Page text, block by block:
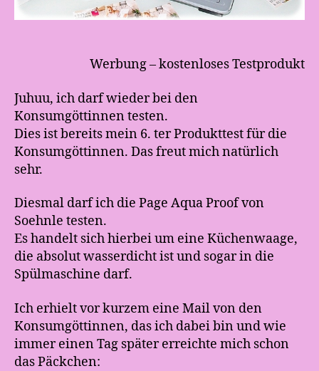
Werbung – kostenloses Testprodukt
Juhuu, ich darf wieder bei den
Konsumgöttinnen testen.
Dies ist bereits mein 6. ter Produkttest für die
Konsumgöttinnen. Das freut mich natürlich
sehr.
Diesmal darf ich die Page Aqua Proof von
Soehnle testen.
Es handelt sich hierbei um eine Küchenwaage,
die absolut wasserdicht ist und sogar in die
Spülmaschine darf.
Ich erhielt vor kurzem eine Mail von den
Konsumgöttinnen, das ich dabei bin und wie
immer einen Tag später erreichte mich schon
das Päckchen: